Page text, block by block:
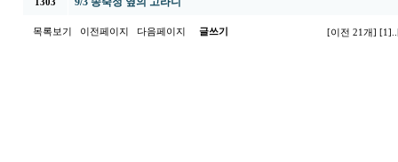
1303
목록보기 이전페이지 다음페이지 글쓰기 [이전 21개] [1]